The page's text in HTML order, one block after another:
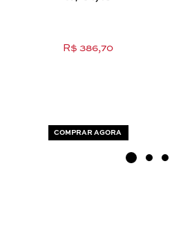
R$ 386,70
COMPRAR AGORA